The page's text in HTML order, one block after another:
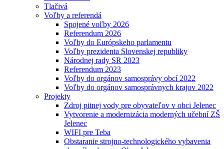
Tlačivá
Voľby a referendá
Spojené voľby 2026
Referendum 2026
Voľby do Európskeho parlamentu
Voľby prezidenta Slovenskej republiky
Národnej rady SR 2023
Referendum 2023
Voľby do orgánov samosprávy obcí 2022
Voľby do orgánov samosprávnych krajov 2022
Projekty
Zdroj pitnej vody pre obyvateľov v obci Jelenec
Vytvorenie a modernizácia moderných učební ZŠ
Jelenec
WIFI pre Teba
Obstaranie strojno-technologického vybavenia